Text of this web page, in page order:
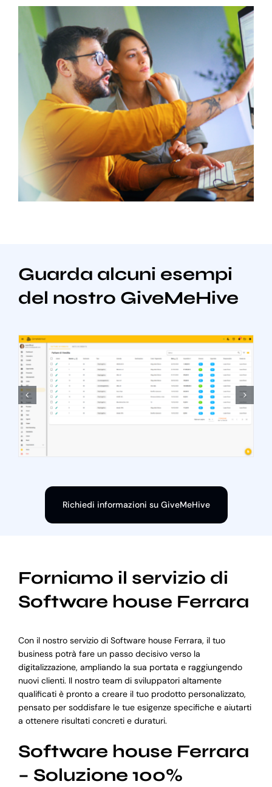
Guarda alcuni esempi
del nostro GiveMeHive
Richiedi informazioni su GiveMeHive
Forniamo il servizio di
Software house Ferrara
Con il nostro servizio di Software house Ferrara, il tuo
business potrà fare un passo decisivo verso la
digitalizzazione, ampliando la sua portata e raggiungendo
nuovi clienti. Il nostro team di sviluppatori altamente
qualificati è pronto a creare il tuo prodotto personalizzato,
pensato per soddisfare le tue esigenze specifiche e aiutarti
a ottenere risultati concreti e duraturi.
Software house Ferrara
– Soluzione 100%